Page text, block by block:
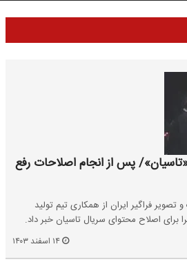
پس از انجام اصلاحات رفع
فراگیر ایران از همکاری تیم تولید
برای اصلاح محتوای سریال تاسیان خبر داد.